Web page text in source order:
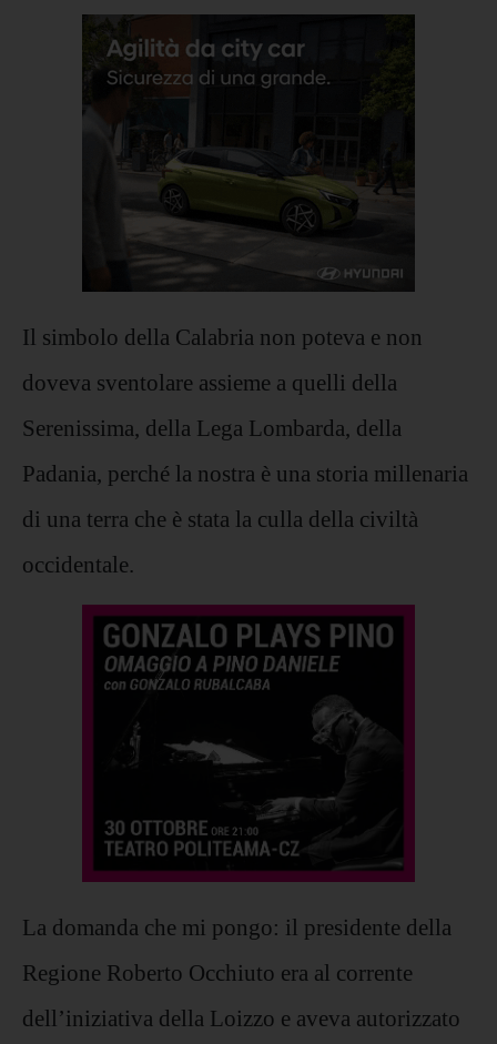
Il simbolo della Calabria non poteva e non
doveva sventolare assieme a quelli della
Serenissima, della Lega Lombarda, della
Padania, perché la nostra è una storia millenaria
di una terra che è stata la culla della civiltà
occidentale.
La domanda che mi pongo: il presidente della
Regione Roberto Occhiuto era al corrente
dell’iniziativa della Loizzo e aveva autorizzato